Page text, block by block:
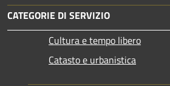
CATEGORIE DI SERVIZIO
Cultura e tempo libero
Catasto e urbanistica